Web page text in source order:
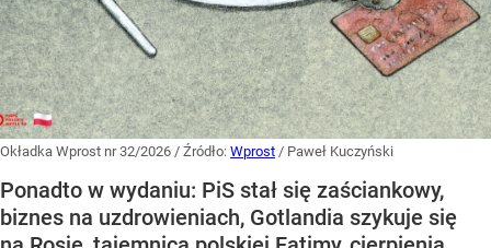
Okładka Wprost nr 32/2026 / Źródło: Wprost / Paweł Kuczyński
Ponadto w wydaniu: PiS stał się zaściankowy,
biznes na uzdrowieniach, Gotlandia szykuje się